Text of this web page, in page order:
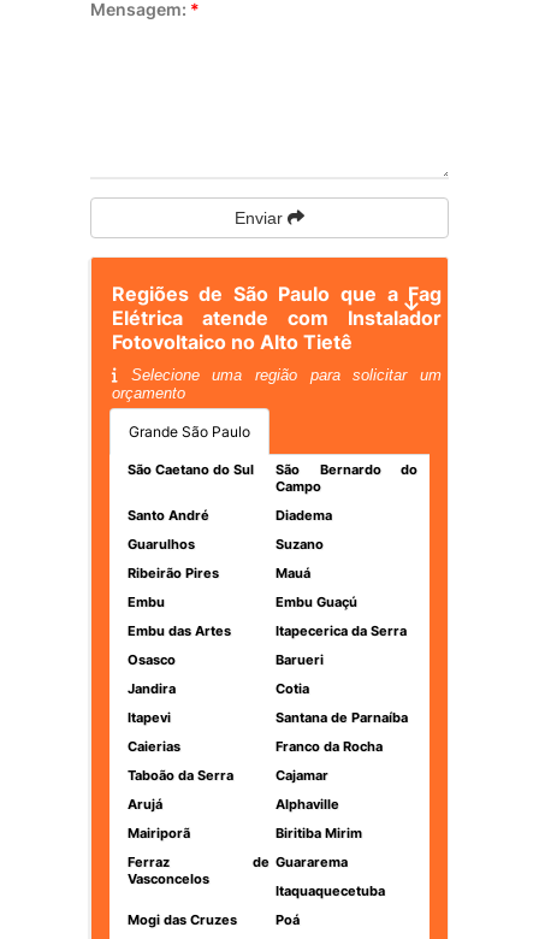
Mensagem: *
Enviar
Regiões de São Paulo que a Fag
Elétrica atende com Instalador
Fotovoltaico no Alto Tietê
Selecione uma região para solicitar um
orçamento
Grande São Paulo
São Caetano do Sul
São Bernardo do
Campo
Santo André
Diadema
Guarulhos
Suzano
Ribeirão Pires
Mauá
Embu
Embu Guaçú
Embu das Artes
Itapecerica da Serra
Osasco
Barueri
Jandira
Cotia
Itapevi
Santana de Parnaíba
Caierias
Franco da Rocha
Taboão da Serra
Cajamar
Arujá
Alphaville
Mairiporã
Biritiba Mirim
Ferraz de
Vasconcelos
Guararema
Itaquaquecetuba
Mogi das Cruzes
Poá